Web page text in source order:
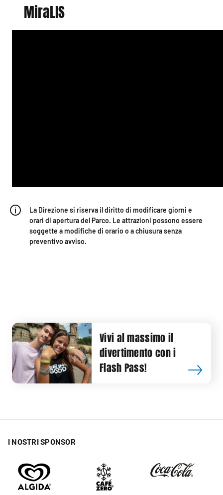
MiraLIS
La Direzione si riserva il diritto di modificare giorni e
orari di apertura del Parco. Le attrazioni possono essere
soggette a modifiche di orario o a chiusura senza
preventivo avviso.
Vivi al massimo il
divertimento con i
Flash Pass!
I NOSTRI SPONSOR